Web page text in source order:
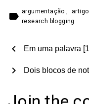
label argumentação, artigo
research blogging
chevron_left Em uma palavra
Dois blocos de
chevron_right